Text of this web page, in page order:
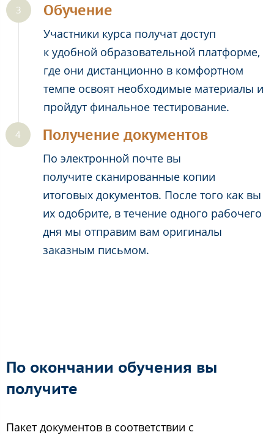
Обучение
Участники курса получат доступ
к удобной образовательной платформе,
где они дистанционно в комфортном
темпе освоят необходимые материалы и
пройдут финальное тестирование.
Получение документов
По электронной почте вы
получите сканированные копии
итоговых документов. После того как вы
их одобрите, в течение одного рабочего
дня мы отправим вам оригиналы
заказным письмом.
По окончании обучения вы
получите
Пакет документов в соответствии с